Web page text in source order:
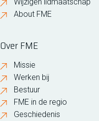
About FME
Over FME
Missie
Werken bij
Bestuur
FME in de regio
Geschiedenis